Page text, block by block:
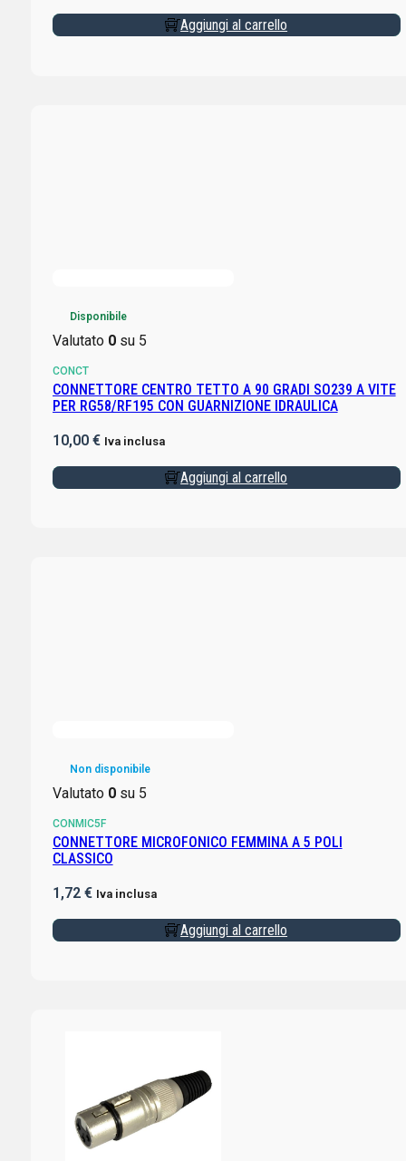
Aggiungi al carrello
Disponibile
Valutato 0su 5
CONCT
CONNETTORE CENTRO TETTO A 90 GRADI SO239 A VITE
PER RG58/RF195 CON GUARNIZIONE IDRAULICA
10,00 € Iva inclusa
Aggiungi al carrello
Non disponibile
Valutato 0su 5
CONMIC5F
CONNETTORE MICROFONICO FEMMINA A 5 POLI
CLASSICO
1,72 € Iva inclusa
Aggiungi al carrello